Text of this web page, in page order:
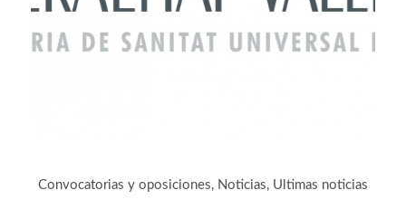
Convocatorias y oposiciones, Noticias, Ultimas noticias